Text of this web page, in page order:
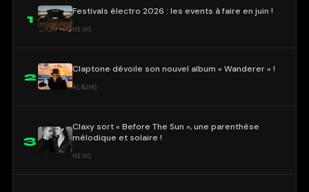
1
Festivals électro 2026 : les events à faire en juin !
NEWS
2
Claptone dévoile son nouvel album « Wanderer » !
ALBUMS
3
Claxy sort « Before The Sun », une parenthèse
mélodique et solaire !
NEWS